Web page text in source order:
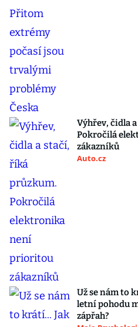
Výhřev, čidla
Pokročilá
zákazníků
Auto.cz
Už se nám to
letní pohodu
zápřah?